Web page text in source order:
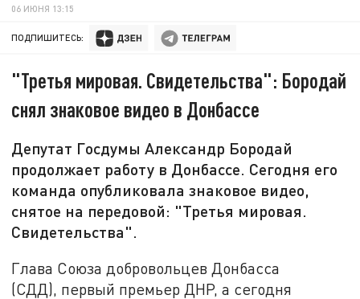
06 ИЮНЯ 13:15
ПОДПИШИТЕСЬ:
"Третья мировая. Свидетельства": Бородай
снял знаковое видео в Донбассе
Депутат Госдумы Александр Бородай
продолжает работу в Донбассе. Сегодня его
команда опубликовала знаковое видео,
снятое на передовой: "Третья мировая.
Свидетельства".
Глава Союза добровольцев Донбасса
(СДД), первый премьер ДНР, а сегодня